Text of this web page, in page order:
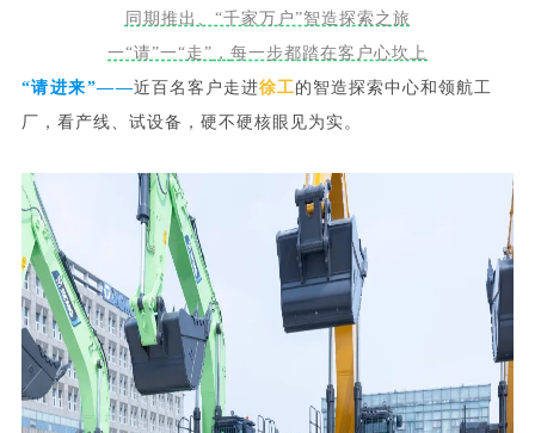
同期推出、“千家万户”智造探索之旅
一“请”一“走” ， 每一步都踏在客户心坎上
“请进来”——近百名客户走进徐工的智造探索中心和领航工
厂 ，看产线、试设备，硬不硬核眼见为实。